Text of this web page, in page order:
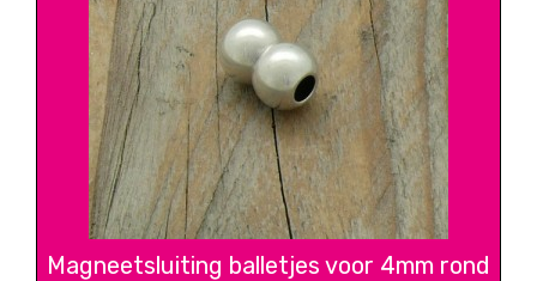
Magneetsluiting balletjes voor 4mm rond